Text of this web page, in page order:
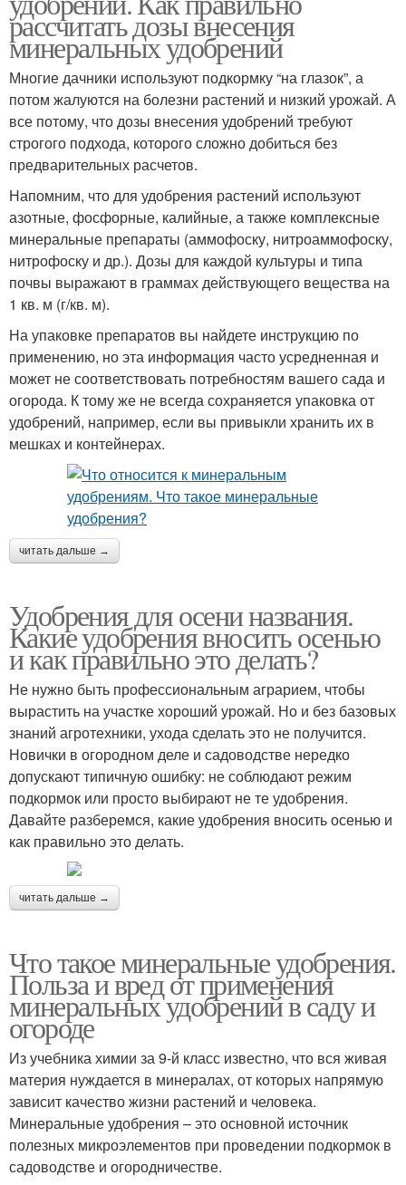
рассчитать дозы внесения
минеральных удобрений
Многие дачники используют подкормку “на глазок”, а
потом жалуются на болезни растений и низкий урожай. А
все потому, что дозы внесения удобрений требуют
строгого подхода, которого сложно добиться без
предварительных расчетов.
Напомним, что для удобрения растений используют
азотные, фосфорные, калийные, а также комплексные
минеральные препараты (аммофоску, нитроаммофоску,
нитрофоску и др.). Дозы для каждой культуры и типа
почвы выражают в граммах действующего вещества на
1 кв. м (г/кв. м).
На упаковке препаратов вы найдете инструкцию по
применению, но эта информация часто усредненная и
может не соответствовать потребностям вашего сада и
огорода. К тому же не всегда сохраняется упаковка от
удобрений, например, если вы привыкли хранить их в
мешках и контейнерах.
читать дальше →
Удобрения для осени названия.
Какие удобрения вносить осенью
и как правильно это делать?
Не нужно быть профессиональным аграрием, чтобы
вырастить на участке хороший урожай. Но и без базовых
знаний агротехники, ухода сделать это не получится.
Новички в огородном деле и садоводстве нередко
допускают типичную ошибку: не соблюдают режим
подкормок или просто выбирают не те удобрения.
Давайте разберемся, какие удобрения вносить осенью и
как правильно это делать.
читать дальше →
Что такое минеральные удобрения.
Польза и вред от применения
минеральных удобрений в саду и
огороде
Из учебника химии за 9-й класс известно, что вся живая
материя нуждается в минералах, от которых напрямую
зависит качество жизни растений и человека.
Минеральные удобрения – это основной источник
полезных микроэлементов при проведении подкормок в
садоводстве и огородничестве.